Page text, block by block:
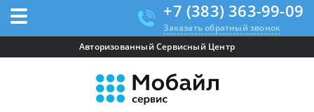
+7 (383) 363-99-09
Заказать обратный звонок
Авторизованный Сервисный Центр